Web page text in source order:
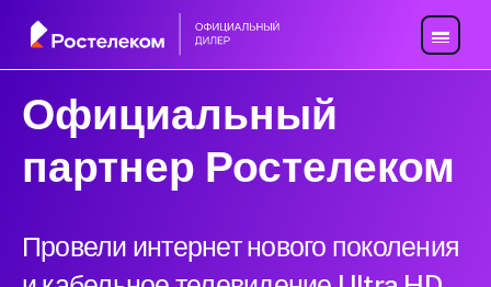
Официальный
партнер Ростелеком
Провели интернет нового поколения